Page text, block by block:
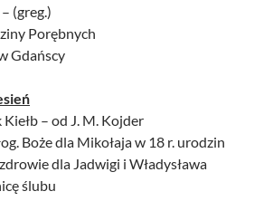
(greg.)
Porębnych
Gdańscy
Kiełb – od J. M. Kojder
Boże dla Mikołaja w 18 r. urodzin
dla Jadwigi i Władysława
ślubu